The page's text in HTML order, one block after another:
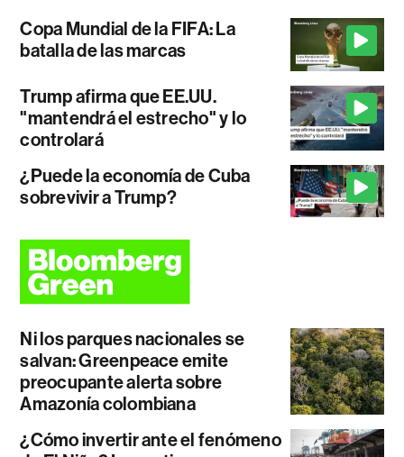
Copa Mundial de la FIFA: La
batalla de las marcas
Trump afirma que EE.UU.
"mantendrá el estrecho" y lo
controlará
¿Puede la economía de Cuba
sobrevivir a Trump?
Ni los parques nacionales se
salvan: Greenpeace emite
preocupante alerta sobre
Amazonía colombiana
¿Cómo invertir ante el fenómeno